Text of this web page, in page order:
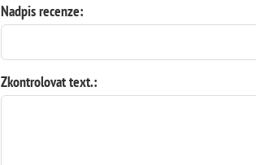
Nadpis recenze:
Zkontrolovat text.: